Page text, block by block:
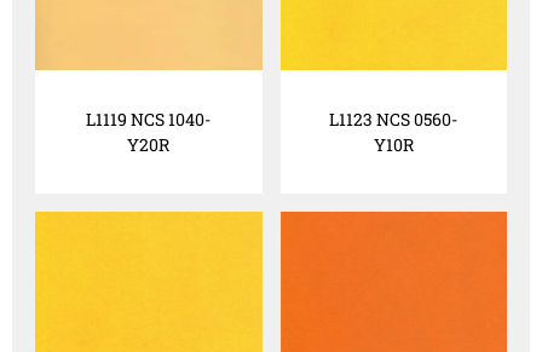
L1119 NCS 1040-
Y20R
L1123 NCS 0560-
Y10R